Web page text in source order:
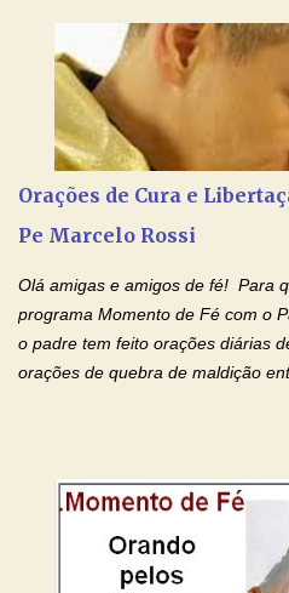
aos nossos pais. Hoje nossas
que não se encontram bem de
Amados, durante toda esta
pais. Vamos dedicar um dia para
estão doentes, pais que estão
falecidos, pais que tem problemas
Orações de Cura e
Pe Marcelo Rossi
Olá amigas e amigos de fé! Para
programa Momento de Fé com o
o padre tem feito orações diárias
orações de quebra de maldição
por estas valiosas orações.
paz de Jesus Cristo e no amor de
Devoção e Fé Clique para
Rossi Site Padre Marcelo Rossi